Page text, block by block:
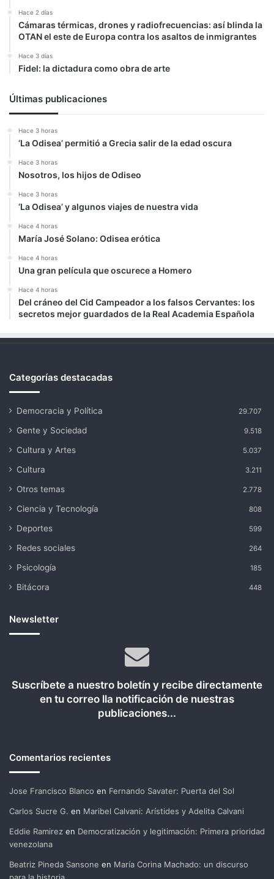
Hace 2 días
Cámaras térmicas, drones y radiofrecuencias: así blinda la
OTAN el este de Europa contra los asaltos de inmigrantes
Hace 3 días
Fidel: la dictadura como obra de arte
Últimas publicaciones
Hace 3 horas
‘La Odisea’ permitió a Grecia salir de la edad oscura
Hace 3 horas
Nosotros, los hijos de Odiseo
Hace 3 horas
‘La Odisea’ y algunos viajes de nuestra vida
Hace 4 horas
María José Solano: Odisea erótica
Hace 4 horas
Una gran película que oscurece a Homero
Hace 4 horas
Del cráneo del Cid Campeador a los falsos Cervantes: los
secretos mejor guardados de la Real Academia Española
Categorías destacadas
Democracia y Política 29.707
Gente y Sociedad 9.518
Cultura y Artes 5.037
Cultura 3.211
Otros temas 2.778
Ciencia y Tecnología 808
Deportes 599
Redes sociales 264
Psicología 185
Bitácora 448
Newsletter
Suscríbete a nuestro boletín y recibe directamente
en tu correo lla notificación de nuestras
publicaciones...
Comentarios recientes
Jose Francisco Blanco en Fernando Savater: Puerta del Sol
Carlos Sucre G. en Maribel Calvani: Arístides y Adelita Calvani
Eddie Ramirez en Democratización y legitimación: Primera prioridad
venezolana
Beatriz Pineda Sansone en María Corina Machado: un discurso